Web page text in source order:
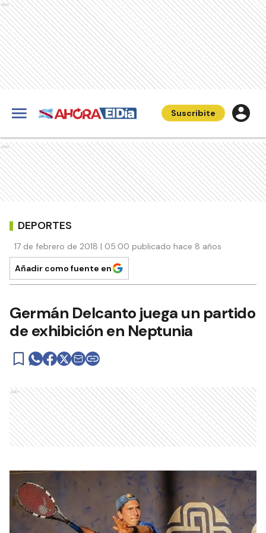
Ads
Suscribite
Ads
DEPORTES
17 de febrero de 2018 | 05:00 publicado hace 8 años
Añadir como fuente en
Germán Delcanto juega un partido
de exhibición en Neptunia
Ads